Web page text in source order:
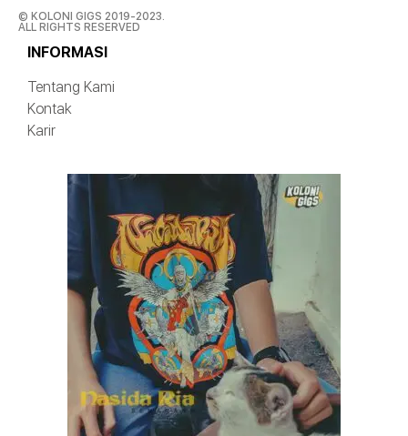
© KOLONI GIGS 2019-2023.
ALL RIGHTS RESERVED
INFORMASI
Tentang Kami
Kontak
Karir